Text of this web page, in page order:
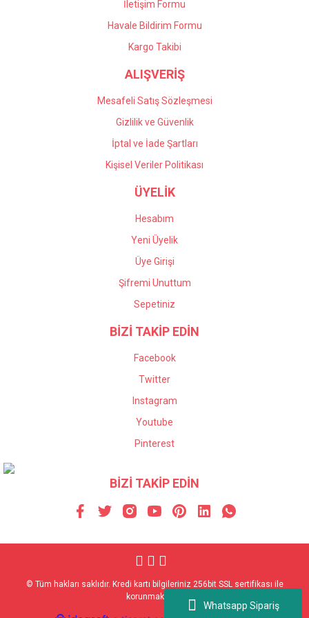
Whatsapp Sipariş
Gönder
İletişim Formu
Havale Bildirim Formu
Kargo Takibi
ALIŞVERİŞ
Mesafeli Satış Sözleşmesi
Gizlilik ve Güvenlik
İptal ve İade Şartları
Kişisel Veriler Politikası
ÜYELİK
Hesabım
Yeni Üyelik
Üye Girişi
Şifremi Unuttum
Sepetiniz
BİZİ TAKİP EDİN
Facebook
Twitter
Instagram
Youtube
Pinterest
BİZİ TAKİP EDİN
© Tüm hakları saklıdır. Kredi kartı bilgileriniz 256bit SSL sertifikası ile
korunmaktadır.